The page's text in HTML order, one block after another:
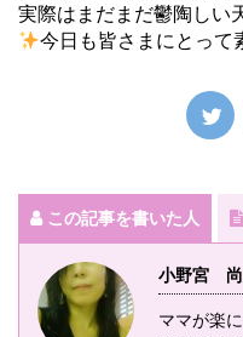
実際はまだまだ鬱陶しい
今日も皆さまにとって
この記事を書いた人
小野宮
ママが楽